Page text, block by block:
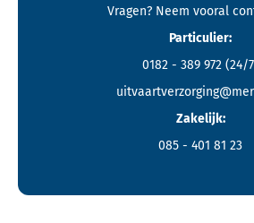
Vragen? Neem vooral
Particulier:
0182 - 389 972 (24/
Zakelijk:
085 - 401 81 23